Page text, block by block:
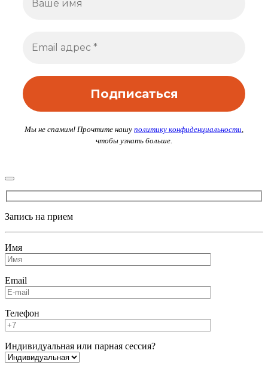
Мы не спамим! Прочтите нашу политику конфиденциальности
чтобы узнать больше.
Запись на прием
Имя
Email
Телефон
Индивидуальная или парная сессия?